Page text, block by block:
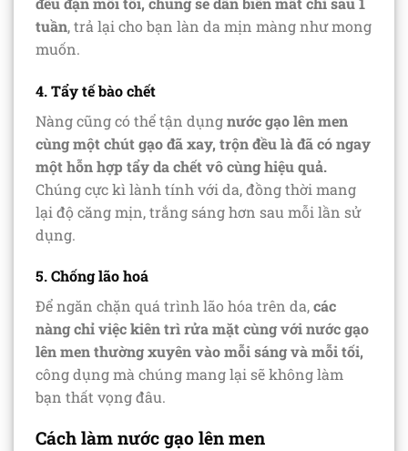
tuần, trả lại cho bạn làn da mịn màng như mong
muốn.
4. Tẩy tế bào chết
Nàng cũng có thể tận dụngnước gạo lên men
cùng một chút gạo đã xay, trộn đều là đã có ngay
một hỗn hợp tẩy da chết vô cùng hiệu quả.
Chúng cực kì lành tính với da, đồng thời mang
lại độ căng mịn, trắng sáng hơn sau mỗi lần sử
dụng.
5. Chống lão hoá
Để ngăn chặn quá trình lão hóa trên da,các
nàng chỉ việc kiên trì rửa mặt cùng với nước gạo
lên men thường xuyên vào mỗi sáng và mỗi tối,
công dụng mà chúng mang lại sẽ không làm
bạn thất vọng đâu.
Cách làm nước gạo lên men